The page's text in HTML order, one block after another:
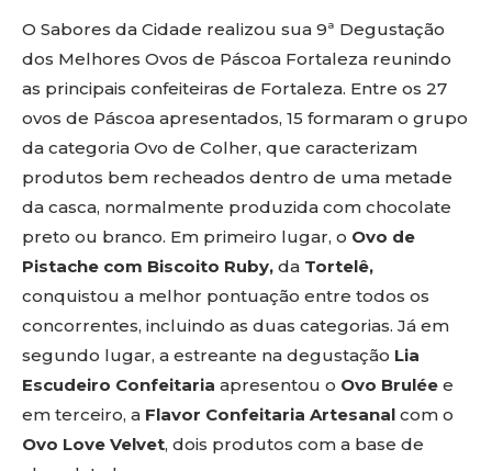
O Sabores da Cidade realizou sua 9ª Degustação
dos Melhores Ovos de Páscoa Fortaleza reunindo
as principais confeiteiras de Fortaleza. Entre os 27
ovos de Páscoa apresentados, 15 formaram o grupo
da categoria Ovo de Colher, que caracterizam
produtos bem recheados dentro de uma metade
da casca, normalmente produzida com chocolate
preto ou branco. Em primeiro lugar, o Ovo de
Pistache com Biscoito Ruby, da Tortelê,
conquistou a melhor pontuação entre todos os
concorrentes, incluindo as duas categorias. Já em
segundo lugar, a estreante na degustação Lia
Escudeiro Confeitaria apresentou o Ovo Brulée e
em terceiro, a Flavor Confeitaria Artesanal com o
Ovo Love Velvet, dois produtos com a base de